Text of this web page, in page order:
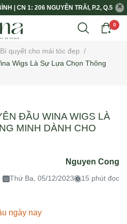
| CN 1: 206 NGUYỄN TRÃI, P.2, Q.5
0
quyết cho mái tóc đẹp /
Wigs Là Sự Lựa Chọn Thông
ĐẦU WINA WIGS LÀ
MINH DÀNH CHO
Nguyen Cong
Thứ Ba, 05/12/2023 15 phút đọc
ngày nay